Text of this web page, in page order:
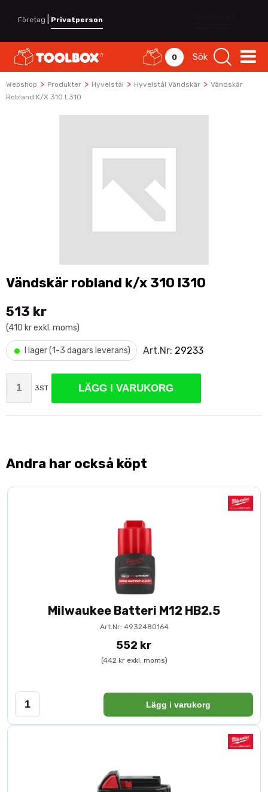
Företag Privatperson
0 Sök
Webshop > Produkter > Hyvelstål > Hyvelstål Vändskär > Vändskär
Robland K/x 310 L310
Vändskär robland k/x 310 l310
513 kr
(410 kr exkl. moms)
• I lager (1-3 dagars leverans) Art.Nr: 29233
3ST LÄGG I VARUKORG
Andra har också köpt
Milwaukee Batteri M12 HB2.5
Art.Nr: 4932480164
552 kr
(442 kr exkl. moms)
Lägg i varukorg